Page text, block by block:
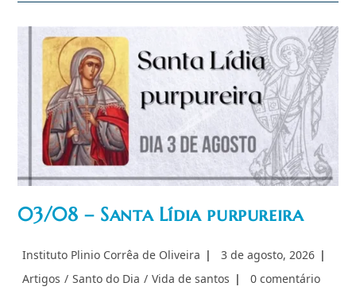
O
Santo
Cura
D’Ars
03/08 – Santa Lídia purpureira
Autor
post:
Instituto Plinio Corrêa de Oliveira
Post
3 de agosto, 2026
Categoria
Artigos / Santo do Dia / Vida de santos
Comentários
0 comentário